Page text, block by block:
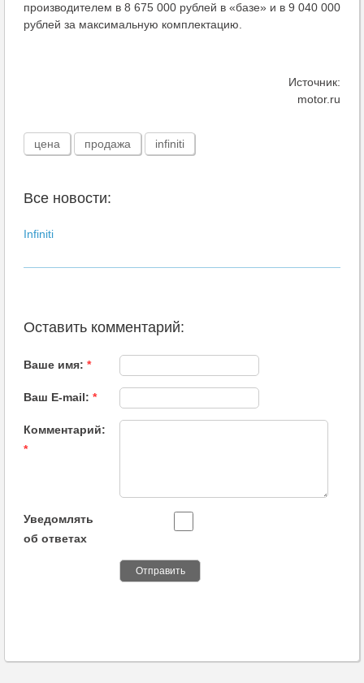
производителем в 8 675 000 рублей в «базе» и в 9 040 000
рублей за максимальную комплектацию.
Источник:
motor.ru
цена продажа infiniti
Все новости:
Infiniti
Оставить комментарий:
Ваше имя: *
Ваш E-mail: *
Комментарий:
*
Уведомлять
об ответах
Отправить